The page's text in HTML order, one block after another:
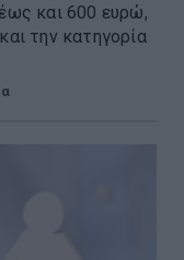
και 600 ευρώ,
την κατηγορία